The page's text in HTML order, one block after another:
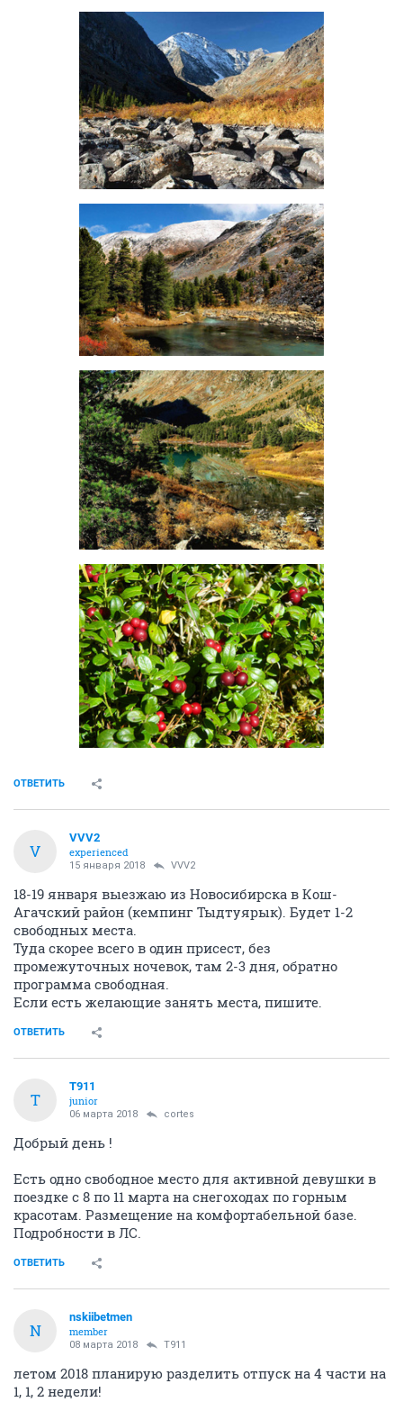
ОТВЕТИТЬ
V
VVV2
experienced
15 января 2018 VVV2
18-19 января выезжаю из Новосибирска в Кош-
Агачский район (кемпинг Тыдтуярык). Будет 1-2
свободных места.
Туда скорее всего в один присест, без
промежуточных ночевок, там 2-3 дня, обратно
программа свободная.
Если есть желающие занять места, пишите.
ОТВЕТИТЬ
T
T911
junior
06 марта 2018 cortes
Добрый день !
Есть одно свободное место для активной девушки в
поездке с 8 по 11 марта на снегоходах по горным
красотам. Размещение на комфортабельной базе.
Подробности в ЛС.
ОТВЕТИТЬ
N
nskiibetmen
member
08 марта 2018 T911
летом 2018 планирую разделить отпуск на 4 части на
1, 1, 2 недели!